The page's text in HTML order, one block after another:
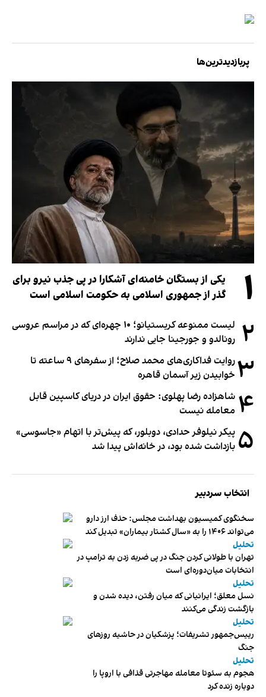
پربازدیدترین‌ها
۱
یکی از بستگان خامنه‌ای آشکارا در پی جذب نیرو برای
گذر از جمهوری اسلامی به حکومت اسلامی است
۲
لیست ممنوعه کریستیانو؛ ۱۰ چهره‌ای که در مراسم عروسی
رونالدو و جورجینا جایی ندارند
۳
روایت فداکاری‌های محمد صلاح؛ از سفرهای ۹ ساعته تا
خوابیدن زیر آسمان قاهره
۴ شاهزاده رضا پهلوی: حقوق ایران در دریای کاسپین قابل
معامله نیست
۵ پیکر نیلوفر حدادی، دوبلور، که پیش‌تر با اتهام «جاسوسی»
بازداشت شده بود، در خانه‌اش پیدا شد
انتخاب سردبیر
سخنگوی کمیسیون بهداشت مجلس: حذف ارز دارو
می‌تواند ۱۴۰۶ را به «سال کشتار بیماران» تبدیل کند
تحلیل
تهران با طولانی کردن جنگ در پی ضربه زدن به ترامپ در
انتخابات میان‌دوره‌ای است
تحلیل
نسل معلق؛ ایرانیانی که میان رفتن، دیده شدن و
بازگشت زندگی می‌کنند
تحلیل
رییس‌جمهور تشریفات؛ پزشکیان در حاشیه روزهای
جنگ
تحلیل
هجوم به سئوتا معامله مهاجرتی قذافی با اروپا را
دوباره زنده کرد